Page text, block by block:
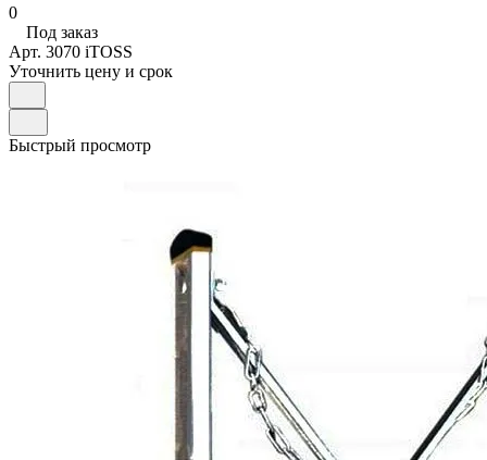
0
Под заказ
Арт. 3070 iTOSS
Уточнить цену и срок
Быстрый просмотр